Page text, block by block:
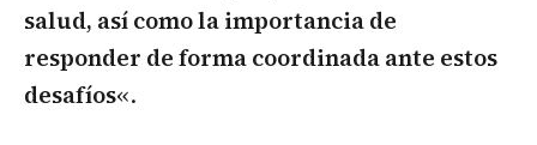
salud, así como la importancia de
responder de forma coordinada ante estos
desafíos«.